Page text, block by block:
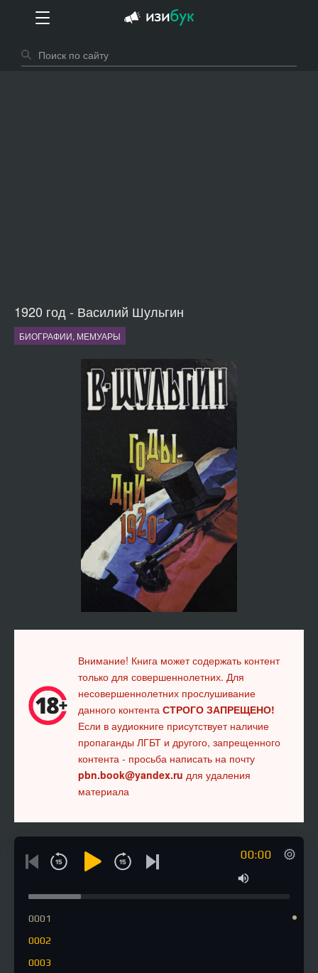
1920 год - Василий Шульгин
БИОГРАФИИ, МЕМУАРЫ
Внимание! Книга может содержать контент
только для совершеннолетних. Для
несовершеннолетних прослушивание
данного контента СТРОГО ЗАПРЕЩЕНО!
Если в аудиокниге присутствует наличие
пропаганды ЛГБТ и другого, запрещенного
контента - просьба написать на почту
pbn.book@yandex.ru для удаления
материала
00:00
0001
0002
0003